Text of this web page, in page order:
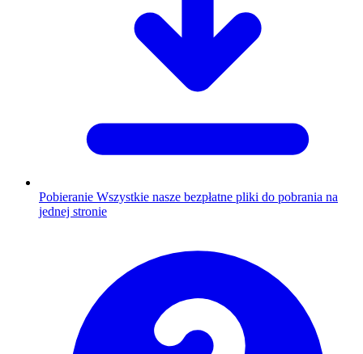
Pobieranie Wszystkie nasze bezpłatne pliki do pobrania na
jednej stronie